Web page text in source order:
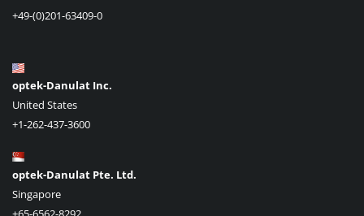
+49-(0)201-63409-0
optek-Danulat Inc.
United States
+1-262-437-3600
optek-Danulat Pte. Ltd.
Singapore